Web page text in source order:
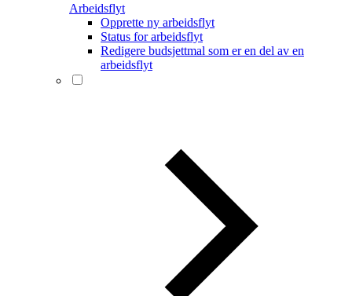
Arbeidsflyt
Opprette ny arbeidsflyt
Status for arbeidsflyt
Redigere budsjettmal som er en del av en
arbeidsflyt